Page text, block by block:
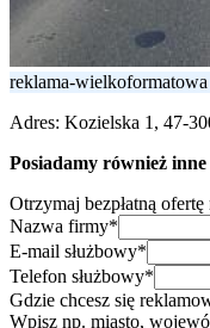
reklama-wielkoformatowa
Adres: Kozielska 1, 47-
Posiadamy również
Otrzymaj bezpłatną
Nazwa firmy*
E-mail służbowy*
Telefon służbowy*
Gdzie chcesz się
Wpisz np. miasto,